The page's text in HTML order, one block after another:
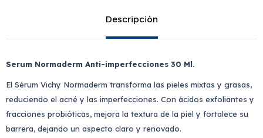
Descripción
Serum Normaderm Anti-imperfecciones 30 Ml.
El Sérum Vichy Normaderm transforma las pieles mixtas y grasas,
reduciendo el acné y las imperfecciones. Con ácidos exfoliantes y
fracciones probióticas, mejora la textura de la piel y fortalece su
barrera, dejando un aspecto claro y renovado.